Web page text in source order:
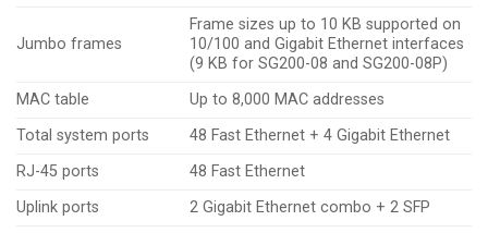
Jumbo frames
Frame sizes up to 10 KB supported on
10/100 and Gigabit Ethernet interfaces
(9 KB for SG200-08 and SG200-08P)
MAC table
Up to 8,000 MAC addresses
Total system ports
48 Fast Ethernet + 4 Gigabit Ethernet
RJ-45 ports
48 Fast Ethernet
Uplink ports
2 Gigabit Ethernet combo + 2 SFP